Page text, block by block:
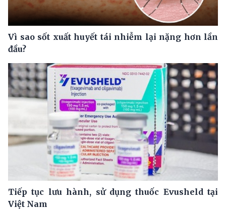
Vì sao sốt xuất huyết tái nhiễm lại nặng hơn lần
đầu?
Tiếp tục lưu hành, sử dụng thuốc Evusheld tại
Việt Nam